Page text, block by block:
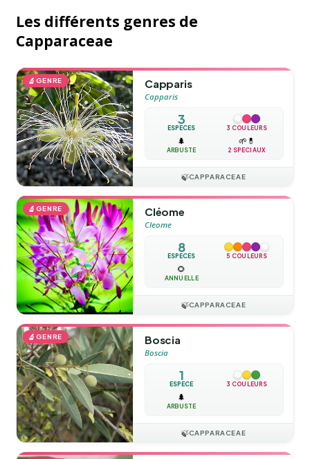
Les différents genres de
Capparaceae
🔬 GENRE Capparis
Capparis
3
ESPÈCES 3 COULEURS
🌲
ARBUSTE
🌱 💊
2 SPÉCIAUX
🍃CAPPARACEAE
🔬 GENRE Cléome
Cleome
8
ESPÈCES 5 COULEURS
🌻
ANNUELLE
🍃CAPPARACEAE
🔬 GENRE Boscia
Boscia
1
ESPÈCE 3 COULEURS
🌲
ARBUSTE
🍃CAPPARACEAE